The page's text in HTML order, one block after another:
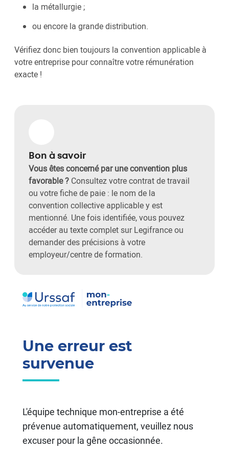
la métallurgie ;
ou encore la grande distribution.
Vérifiez donc bien toujours la convention applicable à
votre entreprise pour connaître votre rémunération
exacte !
Bon à savoir
Vous êtes concerné par une convention plus
favorable ? Consultez votre contrat de travail
ou votre fiche de paie : le nom de la
convention collective applicable y est
mentionné. Une fois identifiée, vous pouvez
accéder au texte complet sur Legifrance ou
demander des précisions à votre
employeur/centre de formation.